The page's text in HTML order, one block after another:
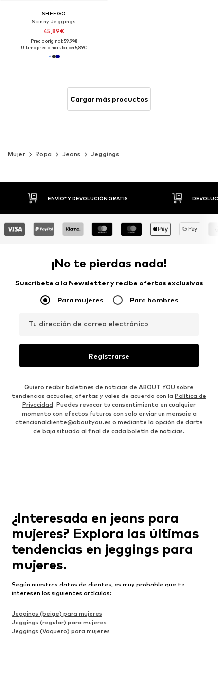
SHEEGO
Skinny Jeggings
45,89€
Precio original: 59,99€
Último precio más bajo:45,89€
Cargar más productos
Mujer Ropa Jeans Jeggings
DEVOLUCIONES HASTA 30 DÍAS
¡No te pierdas nada!
Suscríbete a la Newsletter y recibe ofertas exclusivas
Para mujeres Para hombres
Tu dirección de correo electrónico
Registrarse
Quiero recibir boletines de noticias de ABOUT YOU sobre
tendencias actuales, ofertas y vales de acuerdo con la Política de
Privacidad. Puedes revocar tu consentimiento en cualquier
momento con efectos futuros con solo enviar un mensaje a
atencionalcliente@aboutyou.es o mediante la opción de darte
de baja situada al final de cada boletín de noticias.
¿Interesada en jeans para
mujeres? Explora las últimas
tendencias en jeggings para
mujeres.
Según nuestros datos de clientes, es muy probable que te
interesen los siguientes artículos:
Jeggings (beige) para mujeres
Jeggings (regular) para mujeres
Jeggings (Vaquero) para mujeres